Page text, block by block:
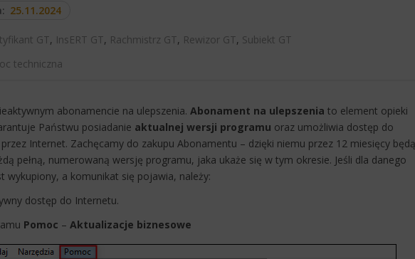
25.11.2024
GT, InsERT GT, Rachmistrz GT, Rewizor GT, Subiekt GT
techniczna
abonamencie na ulepszenia. Abonament na ulepszenia to element opieki
Państwu posiadanie aktualnej wersji programu oraz umożliwia dostęp do
Internet. Zachęcamy do zakupu Abonamentu – dzięki niemu przez 12 miesięcy będą
pełną, numerowaną wersję programu, jaka ukaże się w tym okresie. Jeśli dla danego
wykupiony, a komunikat się pojawia, należy:​​
dostęp do Internetu.
Pomoc – Aktualizacje biznesowe